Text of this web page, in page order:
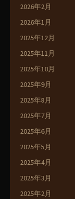
2026年2月
2026年1月
2025年12月
2025年11月
2025年10月
2025年9月
2025年8月
2025年7月
2025年6月
2025年5月
2025年4月
2025年3月
2025年2月